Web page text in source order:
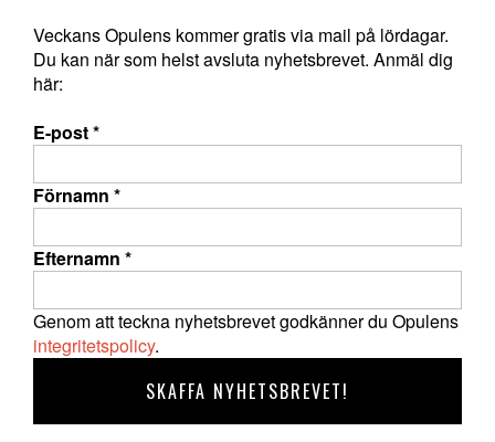
Veckans Opulens kommer gratis via mail på lördagar.
Du kan när som helst avsluta nyhetsbrevet. Anmäl dig
här:
E-post*
Förnamn *
Efternamn *
Genom att teckna nyhetsbrevet godkänner du Opulens
integritetspolicy.